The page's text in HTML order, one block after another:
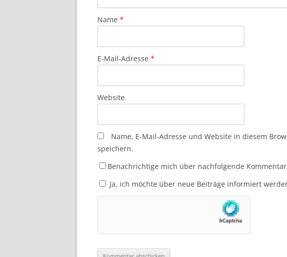
Name *
E-Mail-Adresse *
Website
Name, E-Mail-Adresse und Website in diesem
speichern.
Benachrichtige mich über nachfolgende
Ja, ich möchte über neue Beiträge informiert